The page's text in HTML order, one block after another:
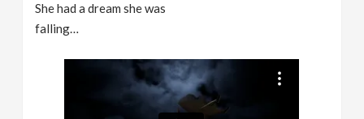
She had a dream she was
falling…